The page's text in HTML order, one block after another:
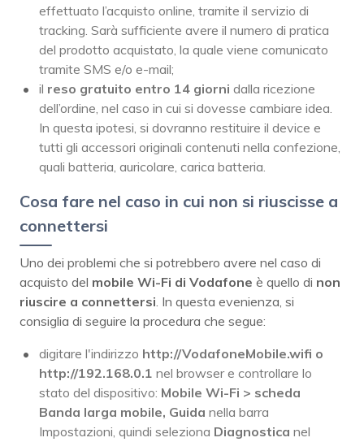
effettuato l’acquisto online, tramite il servizio di
tracking. Sarà sufficiente avere il numero di pratica
del prodotto acquistato, la quale viene comunicato
tramite SMS e/o e-mail;
il reso gratuito entro 14 giorni dalla ricezione
dell’ordine, nel caso in cui si dovesse cambiare idea.
In questa ipotesi, si dovranno restituire il device e
tutti gli accessori originali contenuti nella confezione,
quali batteria, auricolare, carica batteria.
Cosa fare nel caso in cui non si riuscisse a
connettersi
Uno dei problemi che si potrebbero avere nel caso di
acquisto del mobile Wi-Fi di Vodafone è quello di non
riuscire a connettersi. In questa evenienza, si
consiglia di seguire la procedura che segue:
digitare l'indirizzo http://VodafoneMobile.wifi o
http://192.168.0.1 nel browser e controllare lo
stato del dispositivo: Mobile Wi-Fi > scheda
Banda larga mobile, Guida nella barra
Impostazioni, quindi seleziona Diagnostica nel